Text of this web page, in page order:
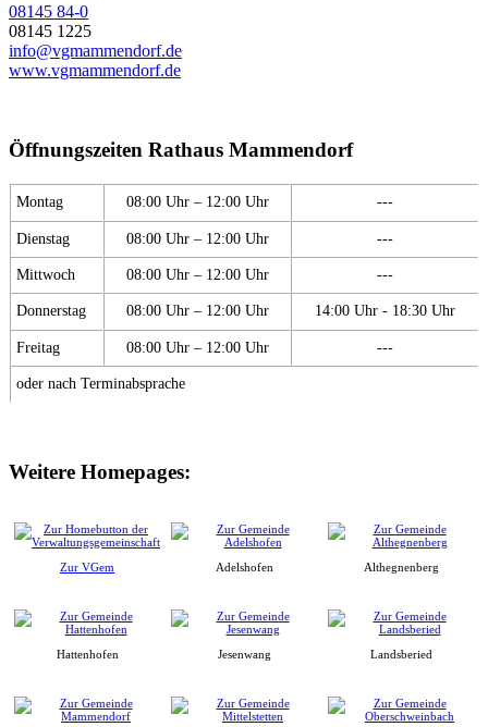
08145 84-0
08145 1225
info@vgmammendorf.de
www.vgmammendorf.de
Öffnungszeiten Rathaus Mammendorf
Montag 08:00 Uhr – 12:00 Uhr ---
Dienstag 08:00 Uhr – 12:00 Uhr ---
Mittwoch 08:00 Uhr – 12:00 Uhr ---
Donnerstag 08:00 Uhr – 12:00 Uhr 14:00 Uhr - 18:30 Uhr
Freitag 08:00 Uhr – 12:00 Uhr ---
oder nach Terminabsprache
Weitere Homepages:
Zur VGem Adelshofen Althegnenberg
Hattenhofen Jesenwang Landsberied